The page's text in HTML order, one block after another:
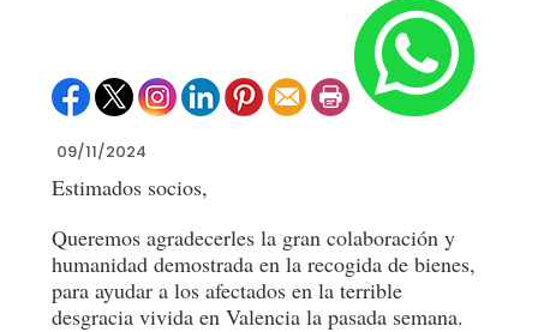
09/11/2024
Estimados socios,
Queremos agradecerles la gran colaboración y
humanidad demostrada en la recogida de bienes,
para ayudar a los afectados en la terrible
desgracia vivida en Valencia la pasada semana.